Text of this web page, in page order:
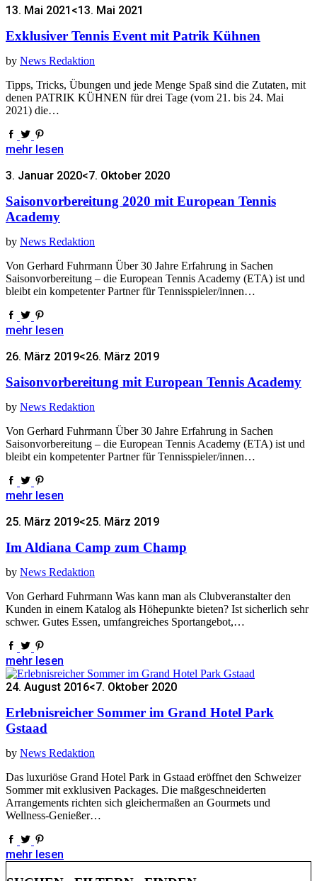
13. Mai 2021 <13. Mai 2021
Exklusiver Tennis Event mit Patrik Kühnen
by News Redaktion
Tipps, Tricks, Übungen und jede Menge Spaß sind die Zutaten, mit
denen PATRIK KÜHNEN für drei Tage (vom 21. bis 24. Mai
2021) die…
mehr lesen
3. Januar 2020<7. Oktober 2020
Saisonvorbereitung 2020 mit European Tennis
Academy
by News Redaktion
Von Gerhard Fuhrmann Über 30 Jahre Erfahrung in Sachen
Saisonvorbereitung – die European Tennis Academy (ETA) ist und
bleibt ein kompetenter Partner für Tennisspieler/innen…
mehr lesen
26. März 2019<26. März 2019
Saisonvorbereitung mit European Tennis Academy
by News Redaktion
Von Gerhard Fuhrmann Über 30 Jahre Erfahrung in Sachen
Saisonvorbereitung – die European Tennis Academy (ETA) ist und
bleibt ein kompetenter Partner für Tennisspieler/innen…
mehr lesen
25. März 2019<25. März 2019
Im Aldiana Camp zum Champ
by News Redaktion
Von Gerhard Fuhrmann Was kann man als Clubveranstalter den
Kunden in einem Katalog als Höhepunkte bieten? Ist sicherlich sehr
schwer. Gutes Essen, umfangreiches Sportangebot,…
mehr lesen
24. August 2016<7. Oktober 2020
Erlebnisreicher Sommer im Grand Hotel Park
Gstaad
by News Redaktion
Das luxuriöse Grand Hotel Park in Gstaad eröffnet den Schweizer
Sommer mit exklusiven Packages. Die maßgeschneiderten
Arrangements richten sich gleichermaßen an Gourmets und
Wellness-Genießer…
mehr lesen